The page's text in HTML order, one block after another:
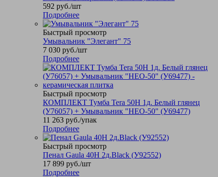
592 руб./шт
Подробнее
Быстрый просмотр
Умывальник "Элегант" 75
7 030 руб./шт
Подробнее
Быстрый просмотр
КОМПЛЕКТ Тумба Tera 50Н 1д. Белый глянец
(У76057) + Умывальник "НЕО-50" (У69477)
11 263 руб./упак
Подробнее
Быстрый просмотр
Пенал Gaula 40Н 2д.Black (У92552)
17 899 руб./шт
Подробнее